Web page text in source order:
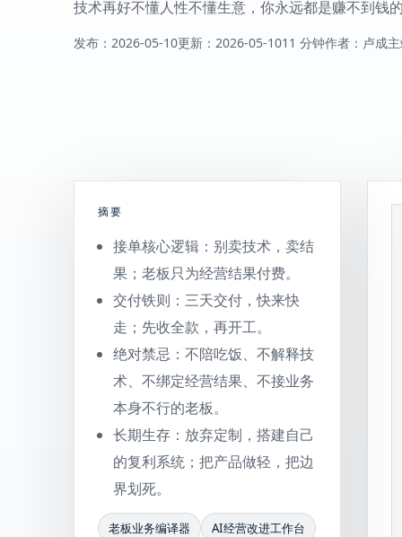
技术再好不懂人性不懂生意，你永远都是赚不到钱
发布： 2026-05-10更新： 2026-05-1011 分钟作者：卢成
摘要
接单核心逻辑：别卖技术，卖结
果；老板只为经营结果付费。
交付铁则：三天交付，快来快
走；先收全款，再开工。
绝对禁忌：不陪吃饭、不解释技
术、不绑定经营结果、不接业务
本身不行的老板。
长期生存：放弃定制，搭建自己
的复利系统；把产品做轻，把边
界划死。
老板业务编译器 AI经营改进工作台